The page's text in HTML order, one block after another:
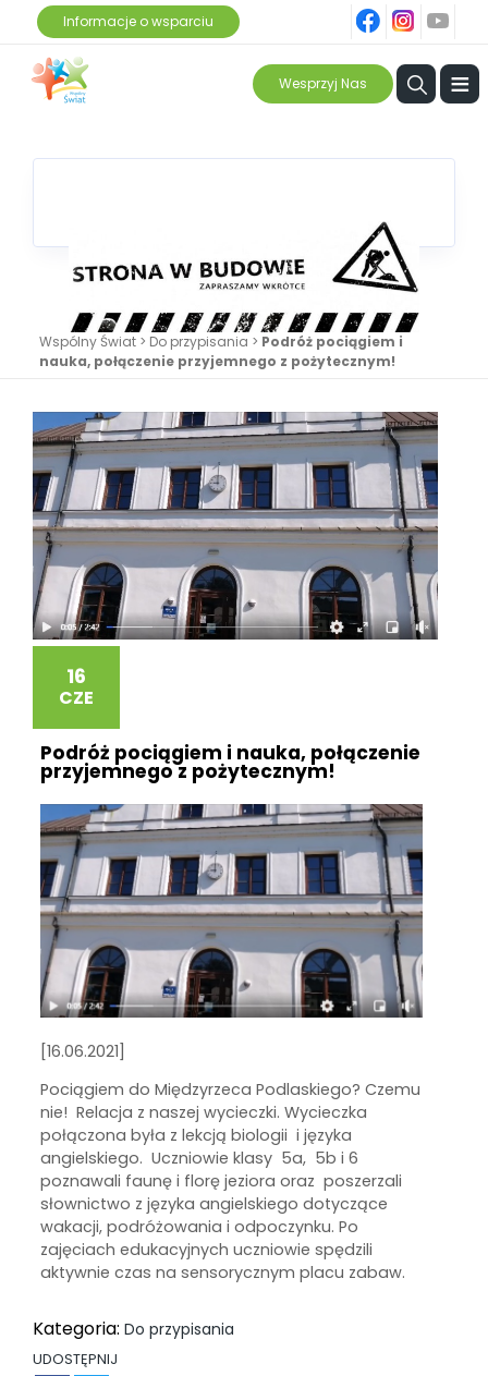
Informacje o wsparciu
ins
Wesprzyj Nas ≡
Wspólny Świat > Do przypisania > Podróż pociągiem i
nauka, połączenie przyjemnego z pożytecznym!
16
CZE
Podróż pociągiem i nauka, połączenie
przyjemnego z pożytecznym!
[16.06.2021]
Pociągiem do Międzyrzeca Podlaskiego? Czemu
nie! Relacja z naszej wycieczki. Wycieczka
połączona była z lekcją biologii i języka
angielskiego. Uczniowie klasy 5a, 5b i 6
poznawali faunę i florę jeziora oraz poszerzali
słownictwo z języka angielskiego dotyczące
wakacji, podróżowania i odpoczynku. Po
zajęciach edukacyjnych uczniowie spędzili
aktywnie czas na sensorycznym placu zabaw.
Kategoria: Do przypisania
UDOSTĘPNIJ